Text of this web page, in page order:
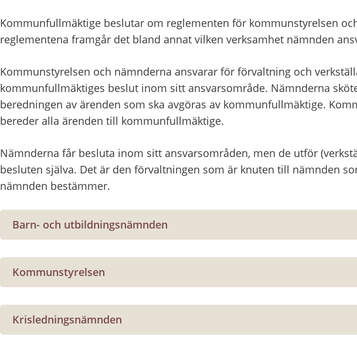
Kommunfullmäktige beslutar om reglementen för kommunstyrelsen
reglementena framgår det bland annat vilken verksamhet nämnden
Kommunstyrelsen och nämnderna ansvarar för förvaltning och
kommunfullmäktiges beslut inom sitt ansvarsområde. Nämnderna
beredningen av ärenden som ska avgöras av kommunfullmäktige.
bereder alla ärenden till kommunfullmäktige.
Nämnderna får besluta inom sitt ansvarsområden, men de utför
besluten själva. Det är den förvaltningen som är knuten till nämnden
nämnden bestämmer.
Barn- och utbildningsnämnden
Kommunstyrelsen
Krisledningsnämnden